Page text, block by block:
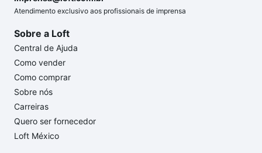
Atendimento exclusivo aos profissionais de imprensa
Sobre a Loft
Central de Ajuda
Como vender
Como comprar
Sobre nós
Carreiras
Quero ser fornecedor
Loft México